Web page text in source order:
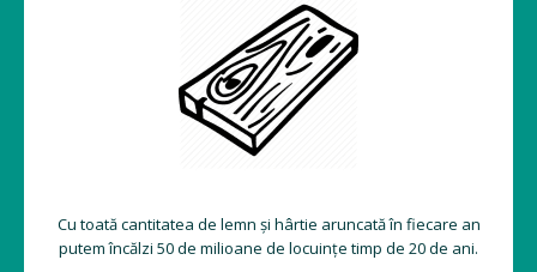
Cu toată cantitatea de lemn și hârtie aruncată în fiecare an
putem încălzi 50 de milioane de locuințe timp de 20 de ani.